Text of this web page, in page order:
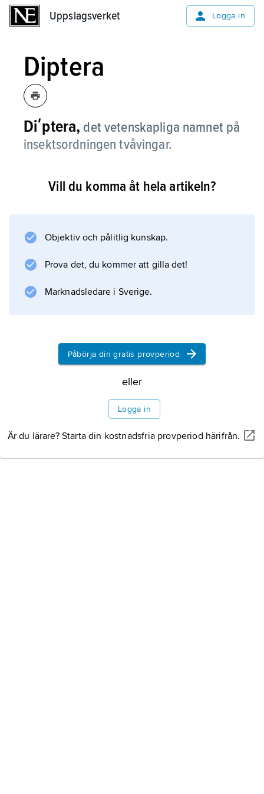
Uppslagsverket Logga in
Diptera
Diʹptera, det vetenskapliga namnet på
insektsordningen tvåvingar.
Vill du komma åt hela artikeln?
Objektiv och pålitlig kunskap.
Prova det, du kommer att gilla det!
Marknadsledare i Sverige.
Påbörja din gratis provperiod
eller
Logga in
Är du lärare? Starta din kostnadsfria provperiod härifrån.